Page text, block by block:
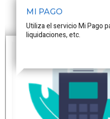
MI PAGO
Utiliza el servicio Mi Pago
liquidaciones, etc.